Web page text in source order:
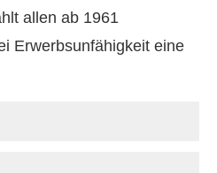
allen ab 1961
Erwerbsunfähigkeit eine